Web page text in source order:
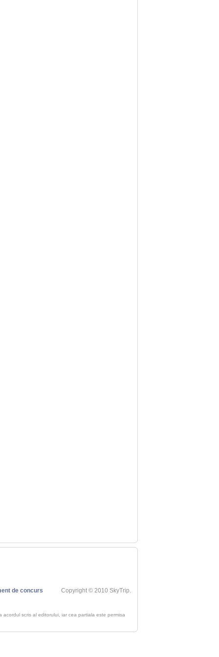
de concurs Copyright © 2010 SkyTrip.
scris al editorului, iar cea partiala este permisa